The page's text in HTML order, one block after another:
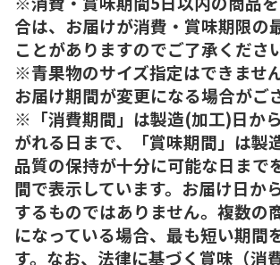
合は、お届けが消費・賞味期限の
ことがありますのでご了承くださ
※青果物のサイズ指定はできませ
お届け期間が変更になる場合がご
※「消費期間」は製造(加工)日か
がれる日まで、「賞味期間」は製
品質の保持が十分に可能な日まで
間で表示しています。お届け日か
するものではありません。複数の
になっている場合、最も短い期間
す。なお、法律に基づく賞味（消